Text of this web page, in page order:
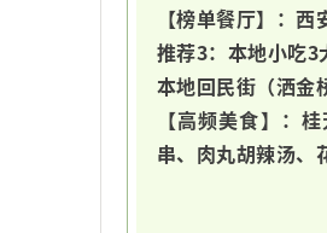
【榜单餐厅】：
推荐3：本地小吃3
本地回民街（洒金
【高频美食】：
串、肉丸胡辣汤、